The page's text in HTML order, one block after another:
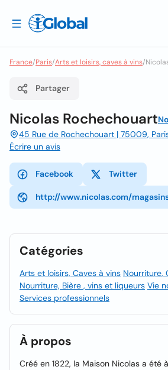
France/Paris/Arts et loisirs, caves à vins/
Partager
Nicolas Rochechouart
45 Rue de Rochechouart | 75009,
Écrire un avis
Facebook Twitter
http://www.nicolas.com/
Catégories
Arts et loisirs, Caves à vins Nourriture,
Nourriture, Bière , vins et liqueurs Vie
Services professionnels
À propos
Créé en 1822, la Maison Nicolas a été